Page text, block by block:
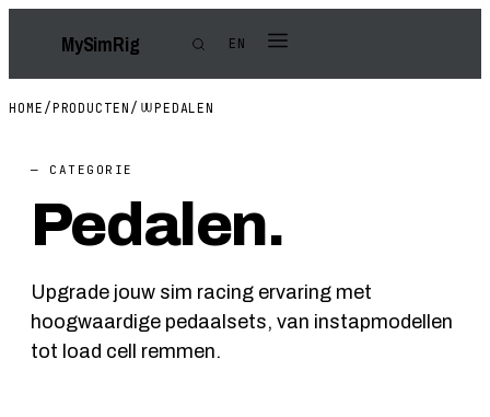
MySimRig EN
HOME /PRODUCTEN / PEDALEN
— CATEGORIE
Pedalen.
Upgrade jouw sim racing ervaring met
hoogwaardige pedaalsets, van instapmodellen
tot load cell remmen.